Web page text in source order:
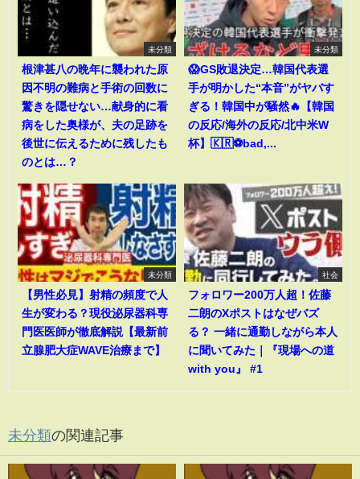
未分類
根津甚八の晩年に襲われた原
因不明の難病と手術の回数に
驚きを隠せない…献身的に看
病をした奥様が、夫の足跡を
後世に伝えるために残したも
のとは…？
未分類
😱GS敗退決定…韓国代表選
手が明かした“本音”がヤバす
ぎる！韓国中が騒然🔥【韓国
の反応/海外の反応/北中米W
杯】🇰🇷⚽bad,...
未分類
【男性必見】射精の頻度で人
生が変わる？現役泌尿器科専
門医医師が徹底解説【最新前
立腺肥大症WAVE治療まで】
社会
フォロワー200万人超！佐藤
二朗のXポストはなぜバズ
る？ 一緒に通勤しながら本人
に聞いてみた｜『現場への道
with you』 #1
未分類の関連記事